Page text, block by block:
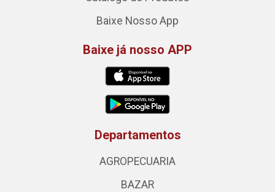
Baixe Nosso App
Baixe já nosso APP
Departamentos
AGROPECUARIA
BAZAR